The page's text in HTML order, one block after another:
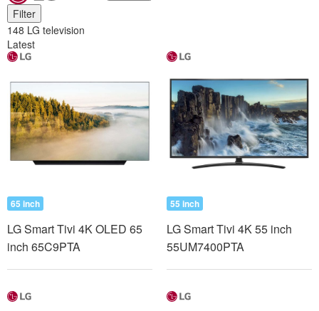
Filter
148 LG television
Latest
65 inch
LG Smart Tivi 4K OLED 65
inch 65C9PTA
55 inch
LG Smart Tivi 4K 55 inch
55UM7400PTA